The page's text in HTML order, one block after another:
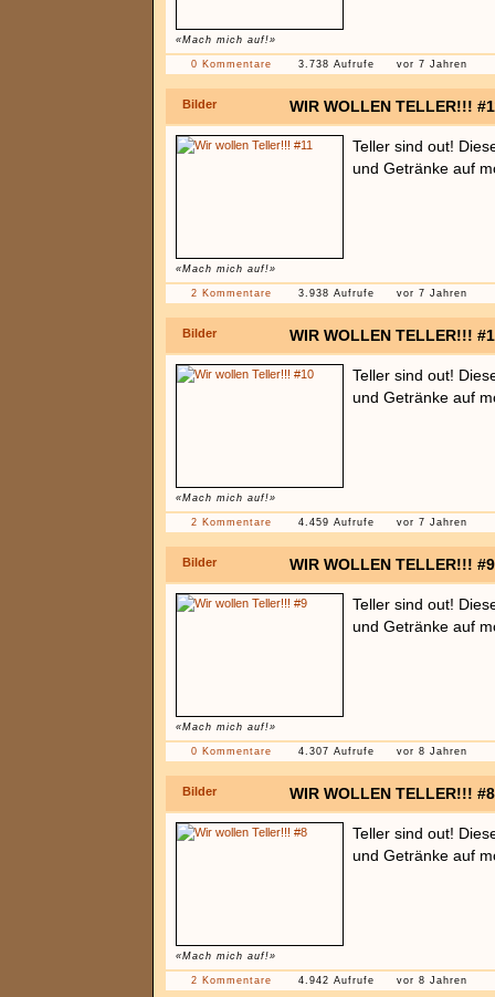
«Mach mich auf!»
0 Kommentare 3.738 Aufrufe vor 7 Jahren
Bilder WIR WOLLEN TELLER!!!
«Mach mich auf!»
Teller sind out!
und Getränke auf
2 Kommentare 3.938 Aufrufe vor 7 Jahren
Bilder WIR WOLLEN TELLER!!!
«Mach mich auf!»
Teller sind out!
und Getränke auf
2 Kommentare 4.459 Aufrufe vor 7 Jahren
Bilder WIR WOLLEN TELLER!!! #9
«Mach mich auf!»
Teller sind out!
und Getränke auf
0 Kommentare 4.307 Aufrufe vor 8 Jahren
Bilder WIR WOLLEN TELLER!!! #8
«Mach mich auf!»
Teller sind out!
und Getränke auf
2 Kommentare 4.942 Aufrufe vor 8 Jahren